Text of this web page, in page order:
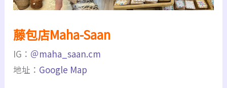
藤包店Maha-Saan
IG： ＠maha_saan.cm
地址： Google Map